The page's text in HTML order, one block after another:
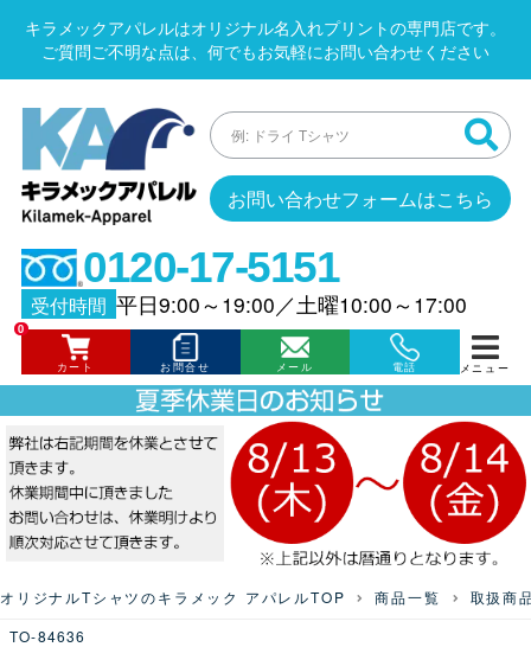
キラメックアパレルはオリジナル名入れプリントの専門店です。
ご質問ご不明な点は、何でもお気軽にお問い合わせください
お問い合わせフォームはこちら
0120-17-5151
受付時間 平日9:00～19:00／土曜10:00～17:00
カート
0
お問合せ メール 電話 メニュー
オリジナルTシャツのキラメック アパレルTOP 商品一覧
取扱商
TO-84636